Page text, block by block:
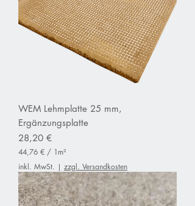
WEM Lehmplatte 25 mm,
Ergänzungsplatte
Preis
28,20 €
44,76 € / 1m²
4
4
,
7
6
inkl. MwSt. | zzgl. Versandkosten